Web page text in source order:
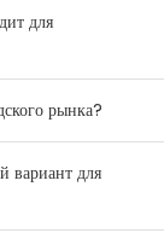
для
рынка?
вариант для